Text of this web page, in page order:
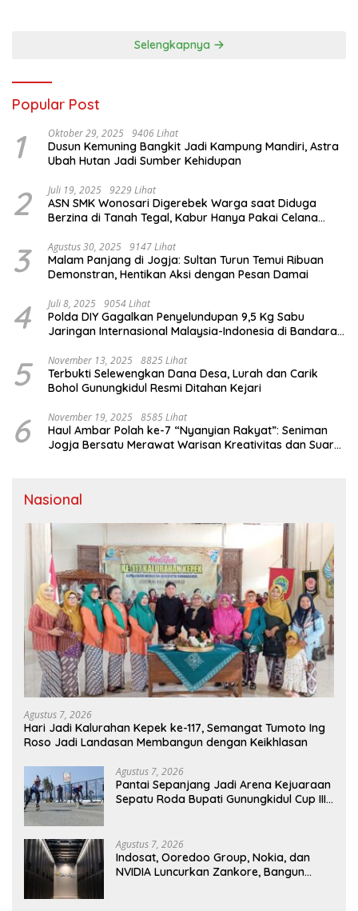
Selengkapnya
Popular Post
1 Oktober 29, 2025 9406 Lihat
Dusun Kemuning Bangkit Jadi Kampung Mandiri, Astra
Ubah Hutan Jadi Sumber Kehidupan
2 Juli 19, 2025 9229 Lihat
ASN SMK Wonosari Digerebek Warga saat Diduga
Berzina di Tanah Tegal, Kabur Hanya Pakai Celana
3 Agustus 30, 2025 9147 Lihat
Malam Panjang di Jogja: Sultan Turun Temui Ribuan
Demonstran, Hentikan Aksi dengan Pesan Damai
4 Juli 8, 2025 9054 Lihat
Polda DIY Gagalkan Penyelundupan 9,5 Kg Sabu
Jaringan Internasional Malaysia-Indonesia di Bandara
5 November 13, 2025 8825 Lihat
Terbukti Selewengkan Dana Desa, Lurah dan Carik
Bohol Gunungkidul Resmi Ditahan Kejari
6 November 19, 2025 8585 Lihat
Haul Ambar Polah ke-7 “Nyanyian Rakyat”: Seniman
Jogja Bersatu Merawat Warisan Kreativitas dan Suara
Nasional
Agustus 7, 2026
Hari Jadi Kalurahan Kepek ke-117, Semangat Tumoto Ing
Roso Jadi Landasan Membangun dengan Keikhlasan
Agustus 7, 2026
Pantai Sepanjang Jadi Arena Kejuaraan
Sepatu Roda Bupati Gunungkidul Cup III
Agustus 7, 2026
Indosat, Ooredoo Group, Nokia, dan
NVIDIA Luncurkan Zankore, Bangun